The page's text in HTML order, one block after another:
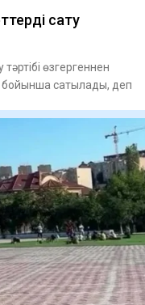
сату
өзгергеннен
бойынша сатылады, деп